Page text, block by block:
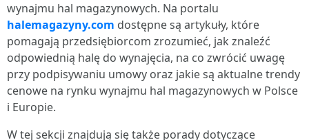
wynajmu hal magazynowych. Na portalu
halemagazyny.com dostępne są artykuły, które
pomagają przedsiębiorcom zrozumieć, jak znaleźć
odpowiednią halę do wynajęcia, na co zwrócić uwagę
przy podpisywaniu umowy oraz jakie są aktualne trendy
cenowe na rynku wynajmu hal magazynowych w Polsce
i Europie.
W tej sekcji znajdują się także porady dotyczące